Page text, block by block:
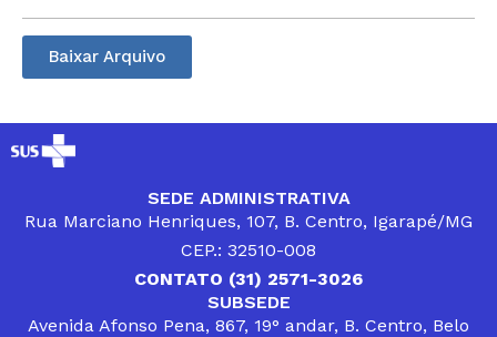
Baixar Arquivo
SEDE ADMINISTRATIVA
Rua Marciano Henriques, 107, B. Centro, Igarapé/MG
CEP.: 32510-008
CONTATO (31) 2571-3026
SUBSEDE
Avenida Afonso Pena, 867, 19° andar, B. Centro, Belo